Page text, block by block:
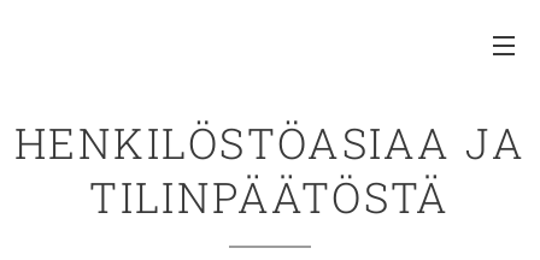
HENKILÖSTÖASIAA JA
TILINPÄÄTÖSTÄ